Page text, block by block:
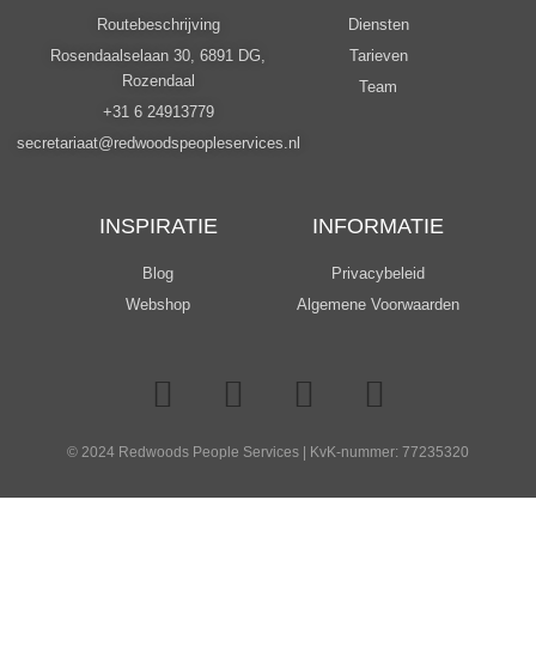
Routebeschrijving
Rosendaalselaan 30, 6891 DG,
Rozendaal
+31 6 24913779
secretariaat@redwoodspeopleservices.nl
Diensten
Tarieven
Team
INSPIRATIE
Blog
Webshop
INFORMATIE
Privacybeleid
Algemene Voorwaarden
© 2024 Redwoods People Services | KvK-nummer: 77235320